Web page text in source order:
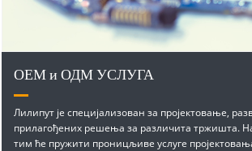
ОЕМ и ОДМ УСЛУГА
Лилипут је специјализован за пројектовање,
прилагођених решења за различита тржишта.
тим ће пружити проницљиве услуге